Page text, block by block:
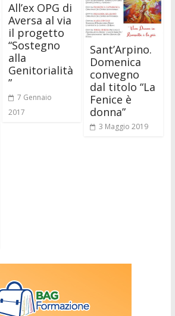
All’ex OPG di
Aversa al via
il progetto
“Sostegno
alla
Genitorialità
”
7 Gennaio
2017
Sant’Arpino.
Domenica
convegno
dal titolo “La
Fenice è
donna”
3 Maggio 2019